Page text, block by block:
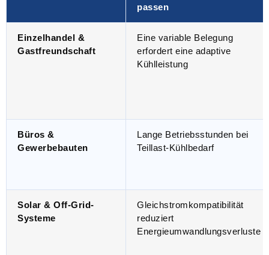
passen
Einzelhandel &
Gastfreundschaft
Eine variable Belegung
erfordert eine adaptive
Kühlleistung
Büros &
Gewerbebauten
Lange Betriebsstunden bei
Teillast-Kühlbedarf
Solar & Off-Grid-
Systeme
Gleichstromkompatibilität
reduziert
Energieumwandlungsverluste